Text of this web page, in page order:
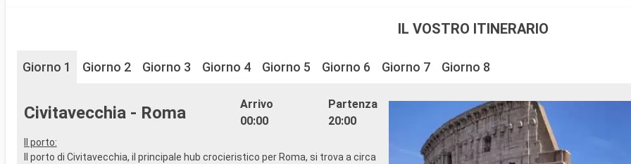
IL VOSTRO ITINERARIO
Giorno 1 Giorno 2 Giorno 3 Giorno 4 Giorno 5 Giorno 6 Giorno 7 Giorno 8
Civitavecchia - Roma
Arrivo
00:00
Partenza
20:00
Il porto:
Il porto di Civitavecchia, il principale hub crocieristico per Roma, si trova a circa